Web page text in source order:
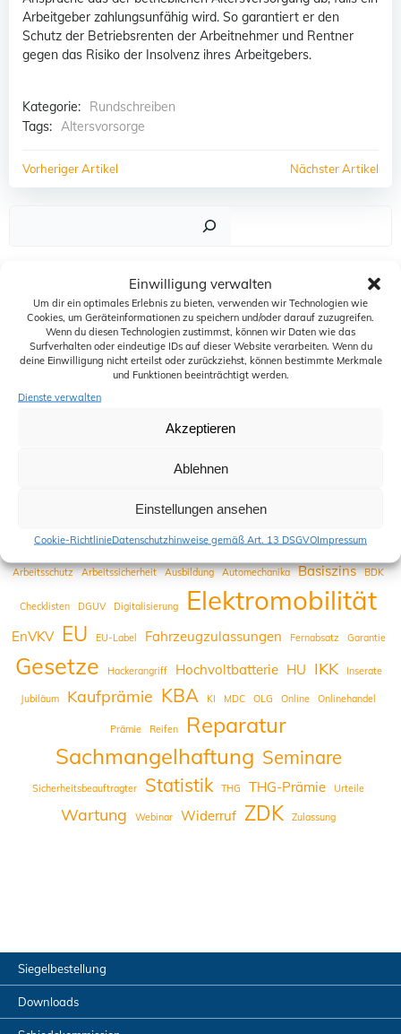
Einwilligung verwalten
Um dir ein optimales Erlebnis zu bieten, verwenden wir Technologien wie
Cookies, um Geräteinformationen zu speichern und/oder darauf zuzugreifen.
Wenn du diesen Technologien zustimmst, können wir Daten wie das
Surfverhalten oder eindeutige IDs auf dieser Website verarbeiten. Wenn du
deine Einwilligung nicht erteilst oder zurückziehst, können bestimmte Merkmale
und Funktionen beeinträchtigt werden.
Dienste verwalten
Akzeptieren
Ablehnen
Einstellungen ansehen
Cookie-RichtlinieDatenschutzhinweise gemäß Art. 13 DSGVOImpressum
Arbeitgeber zahlungsunfähig wird. So garantiert er den
Schutz der Betriebsrenten der Arbeitnehmer und Rentner
gegen das Risiko der Insolvenz ihres Arbeitgebers.
Kategorie:
Rundschreiben
Tags: Altersvorsorge
Post
navigation
Vorheriger Artikel
navigation
Nächster Artikel
35. Jubiläum unseres Gastmitgliedes WM Fahrzeugteile
Umsetzung der EU-Richtlinie zur Förderung der Reparatur von
Waren: ZDKerreicht wichtige politische Anerkennung der
besonderen Situation des Kfz-Gewerbes
Arbeitsschutz in der Fahrzeugaufbereitung: Neue DGUV
FAQ zum Thema „Recht auf Reparatur – Neue Infopflichten für
wirksam
Arbeitsschutz Arbeitssicherheit Ausbildung Automechanika Basiszins BDK
Checklisten DGUV Digitalisierung Elektromobilität
EnVKV EU EU-Label Fahrzeugzulassungen Fernabsatz Garantie
Gesetze Hackerangriff Hochvoltbatterie HU IKK Inserate
Jubiläum Kaufprämie KBA KI MDC OLG Online Onlinehandel
Prämie Reifen
Reparatur
Sachmangelhaftung Seminare
Sicherheitsbeauftragter Statistik THG THG-Prämie Urteile
Wartung Webinar Widerruf ZDK Zulassung
Siegelbestellung
Downloads